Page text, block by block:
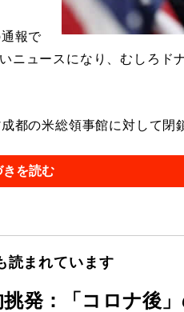
報で
ニュースになり、むしろド
都の米総領事館に対して閉
きを読む
読まれています
発：「コロナ後